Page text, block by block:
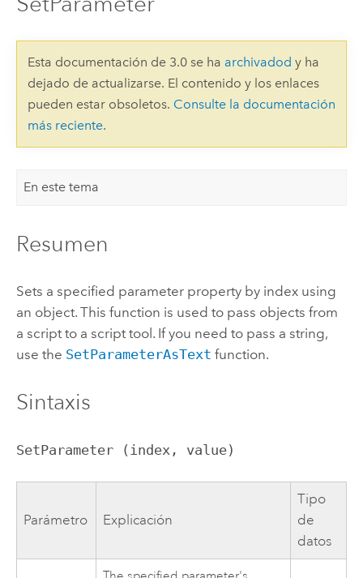
Esta documentación de 3.0 se ha archivadod y ha
dejado de actualizarse. El contenido y los enlaces
pueden estar obsoletos. Consulte la documentación
más reciente.
En este tema
Resumen
Sets a specified parameter property by index using
an object. This function is used to pass objects from
a script to a script tool. If you need to pass a string,
use the SetParameterAsText function.
Sintaxis
SetParameter (index, value)
Parámetro Explicación
Tipo
de
datos